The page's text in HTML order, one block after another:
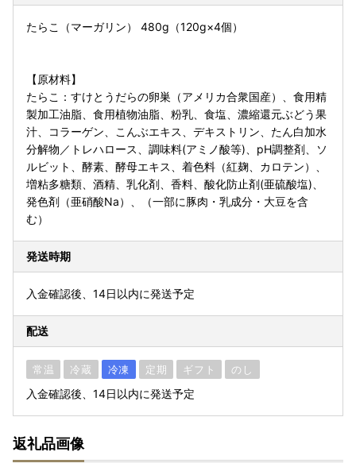
たらこ（マーガリン） 480g（120g×4個）
【原材料】
たらこ：すけとうだらの卵巣（アメリカ合衆国産）、食用精
製加工油脂、食用植物油脂、粉乳、食塩、濃縮還元ぶどう果
汁、コラーゲン、こんぶエキス、デキストリン、たん白加水
分解物／トレハロース、調味料(アミノ酸等)、pH調整剤、ソ
ルビット、酵素、酵母エキス、着色料（紅麹、カロテン）、
増粘多糖類、酒精、乳化剤、香料、酸化防止剤(亜硫酸塩)、
発色剤（亜硝酸Na）、（一部に豚肉・乳成分・大豆を含
む）
発送時期
入金確認後、14日以内に発送予定
配送
常温 冷蔵 冷凍 定期 ギフト のし
入金確認後、14日以内に発送予定
返礼品画像